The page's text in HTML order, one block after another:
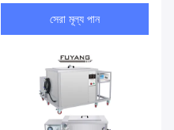
সেরা মূল্য পান